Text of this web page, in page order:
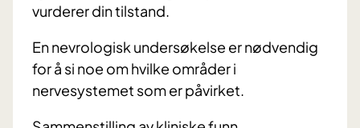
vurderer din tilstand.
En nevrologisk undersøkelse er nødvendig
for å si noe om hvilke områder i
nervesystemet som er påvirket.